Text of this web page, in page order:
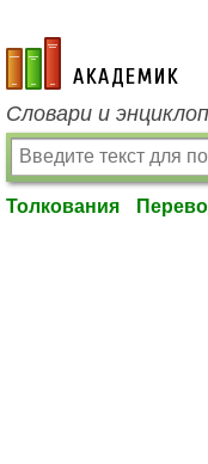
academic.ru
Словари и
Толкования